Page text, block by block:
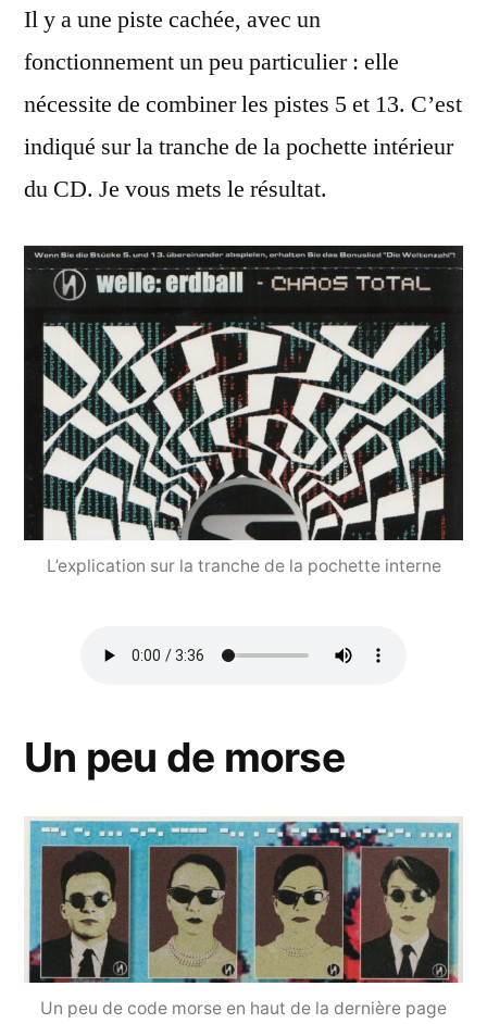
Il y a une piste cachée, avec un
fonctionnement un peu particulier : elle
nécessite de combiner les pistes 5 et 13. C’est
indiqué sur la tranche de la pochette intérieur
du CD. Je vous mets le résultat.
L’explication sur la tranche de la pochette interne
Un peu de morse
Un peu de code morse en haut de la dernière page